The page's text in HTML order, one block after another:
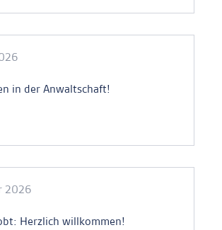
in der Anwaltschaft!
2026
Herzlich willkommen!